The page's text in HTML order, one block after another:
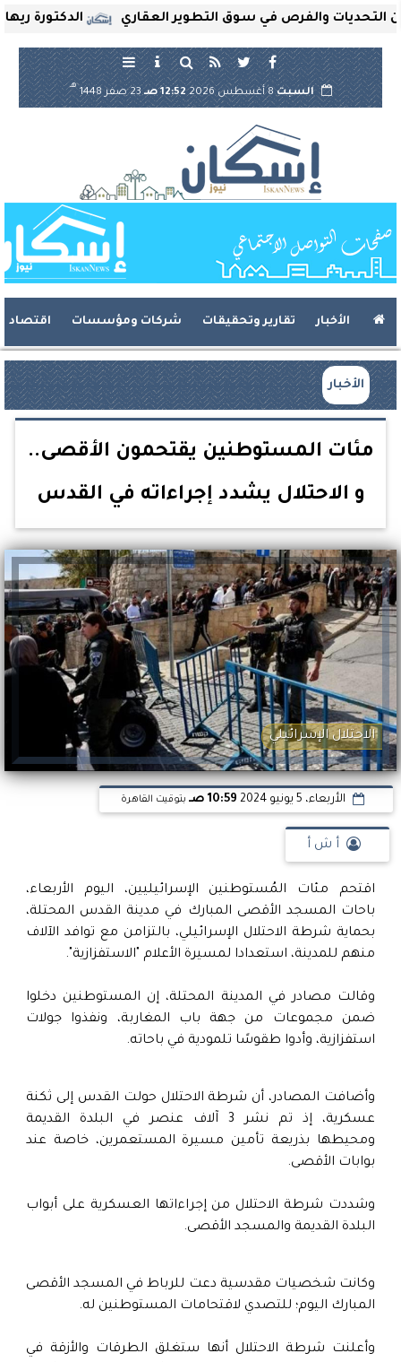
الدكتورة ريهام والفرص في سوق التطوير العقاري
السبت8 أغسطس 2026 12:52 صـ 23 صفر 1448
هـ
الأخبار تقارير وتحقيقات شركات ومؤسسات اقتصاد
الأخبار
مئات المستوطنين يقتحمون الأقصى..
و الاحتلال يشدد إجراءاته في القدس
الاحتلال الإسرائيلي
الأربعاء، 5 يونيو 2024 10:59 صـ بتوقيت القاهرة
أ ش أ
اقتحم مئات المُستوطنين الإسرائيليين، اليوم الأربعاء،
باحات المسجد الأقصى المبارك في مدينة القدس المحتلة،
بحماية شرطة الاحتلال الإسرائيلي، بالتزامن مع توافد الآلاف
منهم للمدينة، استعدادا لمسيرة الأعلام "الاستفزازية".
وقالت مصادر في المدينة المحتلة، إن المستوطنين دخلوا
ضمن مجموعات من جهة باب المغاربة، ونفذوا جولات
استفزازية، وأدوا طقوسًا تلمودية في باحاته.
وأضافت المصادر، أن شرطة الاحتلال حولت القدس إلى ثكنة
عسكرية، إذ تم نشر 3 آلاف عنصر في البلدة القديمة
ومحيطها بذريعة تأمين مسيرة المستعمرين، خاصة عند
بوابات الأقصى.
وشددت شرطة الاحتلال من إجراءاتها العسكرية على أبواب
البلدة القديمة والمسجد الأقصى.
وكانت شخصيات مقدسية دعت للرباط في المسجد الأقصى
المبارك اليوم؛ للتصدي لاقتحامات المستوطنين له.
وأعلنت شرطة الاحتلال أنها ستغلق الطرقات والأزقة في